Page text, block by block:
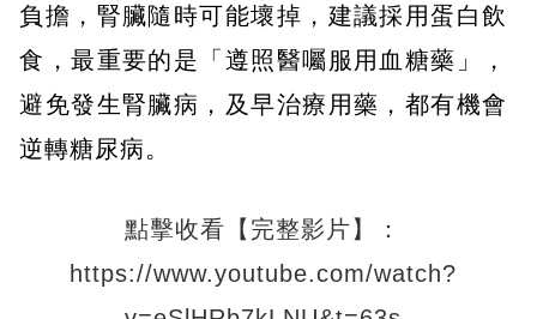
負擔，腎臟隨時可能壞掉，建議採用蛋白飲
食，最重要的是「遵照醫囑服用血糖藥」，
避免發生腎臟病，及早治療用藥，都有機會
逆轉糖尿病。
點擊收看【完整影片】：
https://www.youtube.com/watch?